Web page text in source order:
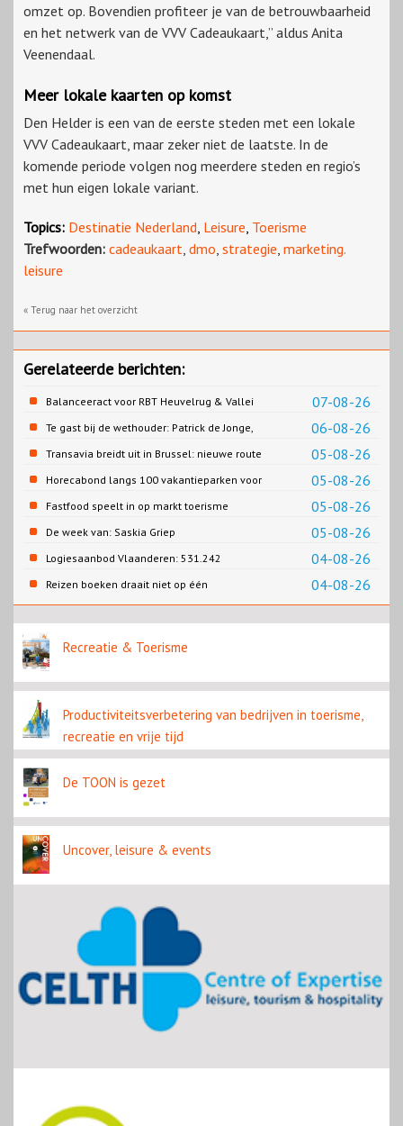
omzet op. Bovendien profiteer je van de betrouwbaarheid
en het netwerk van de VVV Cadeaukaart,” aldus Anita
Veenendaal.
Meer lokale kaarten op komst
Den Helder is een van de eerste steden met een lokale
VVV Cadeaukaart, maar zeker niet de laatste. In de
komende periode volgen nog meerdere steden en regio’s
met hun eigen lokale variant.
Topics: Destinatie Nederland, Leisure, Toerisme
Trefwoorden: cadeaukaart, dmo, strategie, marketing.
leisure
« Terug naar het overzicht
Gerelateerde berichten:
07-08-26
Balanceeract voor RBT Heuvelrug & Vallei
06-08-26
Te gast bij de wethouder: Patrick de Jonge,
Gemeente Emmen
05-08-26
Transavia breidt uit in Brussel: nieuwe route
naar Porto
05-08-26
Horecabond langs 100 vakantieparken voor
Cao-recreatie
05-08-26
Fastfood speelt in op markt toerisme
05-08-26
De week van: Saskia Griep
04-08-26
Logiesaanbod Vlaanderen: 531.242
slaapplaatsen
04-08-26
Reizen boeken draait niet op één
contentbron
Recreatie & Toerisme
Productiviteitsverbetering van bedrijven in toerisme,
recreatie en vrije tijd
De TOON is gezet
Uncover, leisure & events